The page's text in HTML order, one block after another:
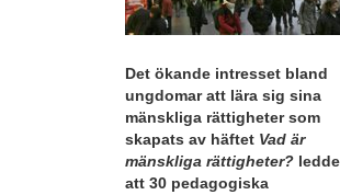
Det ökande intresset bland
ungdomar att lära sig sina
mänskliga rättigheter som
skapats av häftet Vad är
mänskliga rättigheter?
att 30 pedagogiska